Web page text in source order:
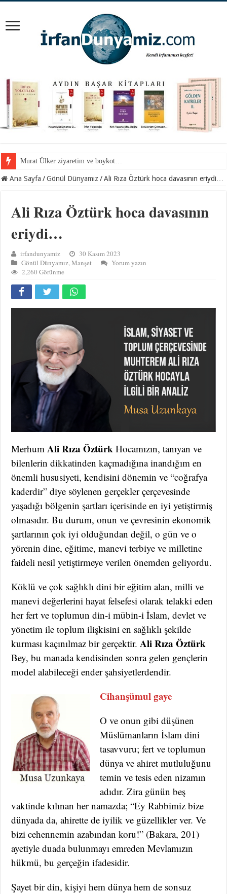
Mevlana Hazretlerini nerede arayalım?
Ana Sayfa / Gönül Dünyamız / Ali Rıza Öztürk hoca davasının eriydi…
Ali Rıza Öztürk hoca davasının
eriydi…
irfandunyamiz
30 Kasım 2023
Gönül Dünyamız,Manşet
Yorum yazın
2,260 Görünme
Merhum Ali Rıza Öztürk Hocamızın, tanıyan ve
bilenlerin dikkatinden kaçmadığına inandığım en
önemli hususiyeti, kendisini dönemin ve “coğrafya
kaderdir” diye söylenen gerçekler çerçevesinde
yaşadığı bölgenin şartları içerisinde en iyi yetiştirmiş
olmasıdır. Bu durum, onun ve çevresinin ekonomik
şartlarının çok iyi olduğundan değil, o gün ve o
yörenin dine, eğitime, manevi terbiye ve milletine
faideli nesil yetiştirmeye verilen önemden geliyordu.
Köklü ve çok sağlıklı dini bir eğitim alan, milli ve
manevi değerlerini hayat felsefesi olarak telakki eden
her fert ve toplumun din-i mübin-i İslam, devlet ve
yönetim ile toplum ilişkisini en sağlıklı şekilde
kurması kaçınılmaz bir gerçektir.Ali Rıza Öztürk
Bey, bu manada kendisinden sonra gelen gençlerin
model alabileceği ender şahsiyetlerdendir.
Cihanşümul gaye
O ve onun gibi düşünen
Müslümanların İslam dini
tasavvuru; fert ve toplumun
dünya ve ahiret mutluluğunu
temin ve tesis eden nizamın
adıdır. Zira günün beş
vaktinde kılınan her namazda; “Ey Rabbimiz bize
dünyada da, ahirette de iyilik ve güzellikler ver. Ve
bizi cehennemin azabından koru!” (Bakara, 201)
ayetiyle duada bulunmayı emreden Mevlamızın
hükmü, bu gerçeğin ifadesidir.
Şayet bir din, kişiyi hem dünya hem de sonsuz